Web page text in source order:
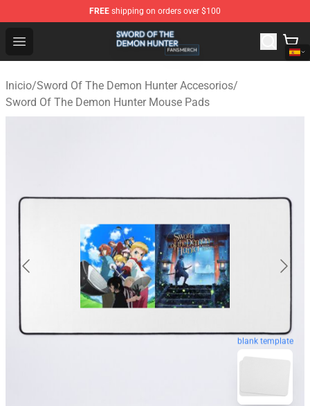
FREE shipping on orders over $100
Open menu
Sword Of The Demon Hunter Shop - Official Sword Of
Inicio/Sword Of The Demon Hunter Accesorios/
Sword Of The Demon Hunter Mouse Pads
blank template